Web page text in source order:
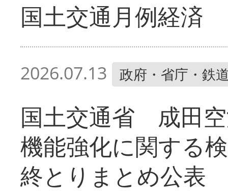
国土交通月例経済
2026.07.13 政府・省庁・鉄
国土交通省 成田
機能強化に関する
終とりまとめ公表